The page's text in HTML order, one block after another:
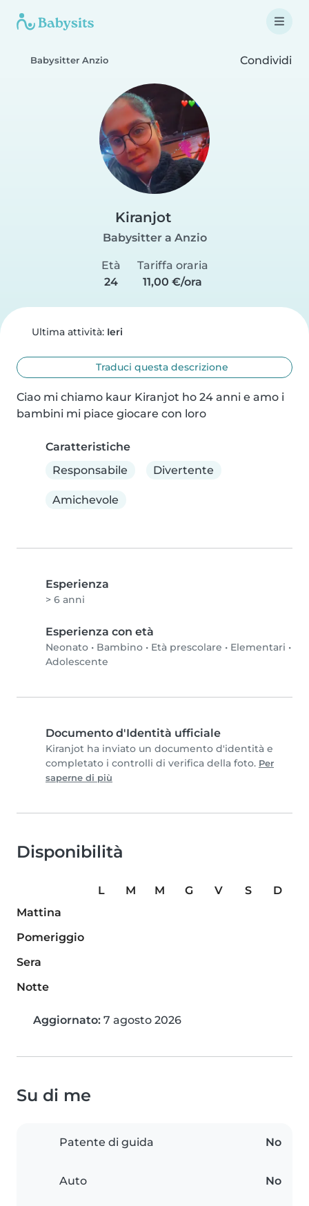
Babysitter Anzio Condividi
Kiranjot
Babysitter a Anzio
Età
24
Tariffa oraria
11,00 €/ora
Ultima attività: Ieri
Traduci questa descrizione
Ciao mi chiamo kaur Kiranjot ho 24 anni e amo i
bambini mi piace giocare con loro
Caratteristiche
Responsabile
Divertente
Amichevole
Esperienza
> 6 anni
Esperienza con età
Neonato • Bambino • Età prescolare • Elementari •
Adolescente
Documento d'Identità ufficiale
Kiranjot ha inviato un documento d'identità e
completato i controlli di verifica della foto. Per
saperne di più
Disponibilità
L M M G V S
D
Mattina
Pomeriggio
Sera
Notte
Aggiornato: 7 agosto 2026
Su di me
Patente di guida No
Auto No